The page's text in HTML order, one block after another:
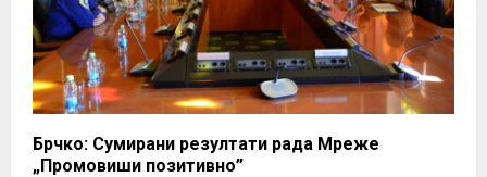
Брчко: Сумирани резултати рада Мреже
„Промовиши позитивно”